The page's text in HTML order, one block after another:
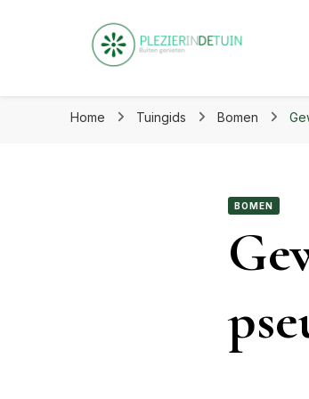
Plezier in de tuin |
Plezier in
Home Tuingids Bomen
BOMEN